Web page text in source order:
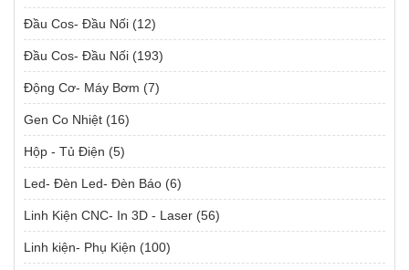
Đầu Cos- Đầu Nối (12)
Đầu Cos- Đầu Nối (193)
Động Cơ- Máy Bơm (7)
Gen Co Nhiệt (16)
Hộp - Tủ Điện (5)
Led- Đèn Led- Đèn Báo (6)
Linh Kiện CNC- In 3D - Laser (56)
Linh kiện- Phụ Kiện (100)